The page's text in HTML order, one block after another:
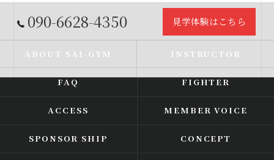
090-6628-4350 見学体験はこちら
ABOUT SAI-GYM INSTRUCTOR
FAQ FIGHTER
ACCESS MEMBER VOICE
SPONSOR SHIP CONCEPT